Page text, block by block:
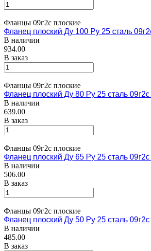
Фланцы 09г2с плоские
Фланец плоский Ду 100 Ру 25 сталь
В наличии
934.00
В заказ
Фланцы 09г2с плоские
Фланец плоский Ду 80 Ру 25 сталь
В наличии
639.00
В заказ
Фланцы 09г2с плоские
Фланец плоский Ду 65 Ру 25 сталь
В наличии
506.00
В заказ
Фланцы 09г2с плоские
Фланец плоский Ду 50 Ру 25 сталь
В наличии
485.00
В заказ